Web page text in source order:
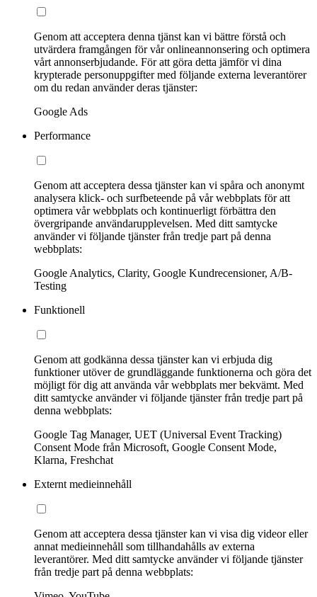
Genom att acceptera denna tjänst kan vi bättre förstå och
utvärdera framgången för vår onlineannonsering och optimera
vårt annonserbjudande. För att göra detta jämför vi dina
krypterade personuppgifter med följande externa leverantörer
om du redan använder deras tjänster:
Google Ads
Performance
Genom att acceptera dessa tjänster kan vi spåra och anonymt
analysera klick- och surfbeteende på vår webbplats för att
optimera vår webbplats och kontinuerligt förbättra den
övergripande användarupplevelsen. Med ditt samtycke
använder vi följande tjänster från tredje part på denna
webbplats:
Google Analytics, Clarity, Google Kundrecensioner, A/B-
Testing
Funktionell
Genom att godkänna dessa tjänster kan vi erbjuda dig
funktioner utöver de grundläggande funktionerna och göra det
möjligt för dig att använda vår webbplats mer bekvämt. Med
ditt samtycke använder vi följande tjänster från tredje part på
denna webbplats:
Google Tag Manager, UET (Universal Event Tracking)
Consent Mode från Microsoft, Google Consent Mode,
Klarna, Freshchat
Externt medieinnehåll
Genom att acceptera dessa tjänster kan vi visa dig videor eller
annat medieinnehåll som tillhandahålls av externa
leverantörer. Med ditt samtycke använder vi följande tjänster
från tredje part på denna webbplats: